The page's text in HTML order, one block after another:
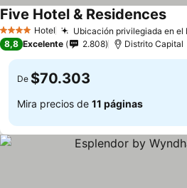
4 EstrellasHotel Ubicación privilegiada en el
Five Hotel & Residences
8,8 Excelente 2.808 Distrito Capital
De $70.303
Mira precios de 11 páginas